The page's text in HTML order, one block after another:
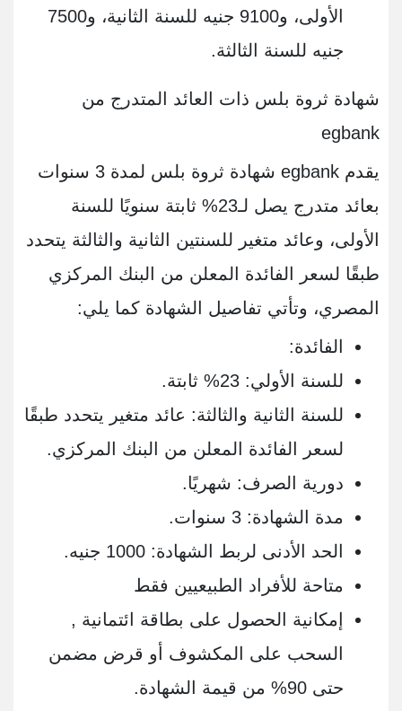
الأولى، و9100 جنيه للسنة الثانية، و7500
جنيه للسنة الثالثة.
شهادة ثروة بلس ذات العائد المتدرج من
egbank
يقدم egbank شهادة ثروة بلس لمدة 3 سنوات
بعائد متدرج يصل لـ23% ثابتة سنويًا للسنة
الأولى، وعائد متغير للسنتين الثانية والثالثة يتحدد
طبقًا لسعر الفائدة المعلن من البنك المركزي
المصري، وتأتي تفاصيل الشهادة كما يلي:
الفائدة:
للسنة الأولي: 23% ثابتة.
للسنة الثانية والثالثة: عائد متغير يتحدد طبقًا
لسعر الفائدة المعلن من البنك المركزي.
دورية الصرف: شهريًا.
مدة الشهادة: 3 سنوات.
الحد الأدنى لربط الشهادة: 1000 جنيه.
متاحة للأفراد الطبيعيين فقط
إمكانية الحصول على بطاقة ائتمانية ,
السحب على المكشوف أو قرض مضمن
حتى 90% من قيمة الشهادة.